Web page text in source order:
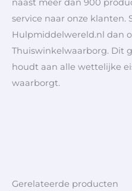
naast meer dan 900
service naar onze klanten.
Hulpmiddelwereld.nl dan
Thuiswinkelwaarborg. Dit
houdt aan alle wettelijke
waarborgt.
Gerelateerde producten